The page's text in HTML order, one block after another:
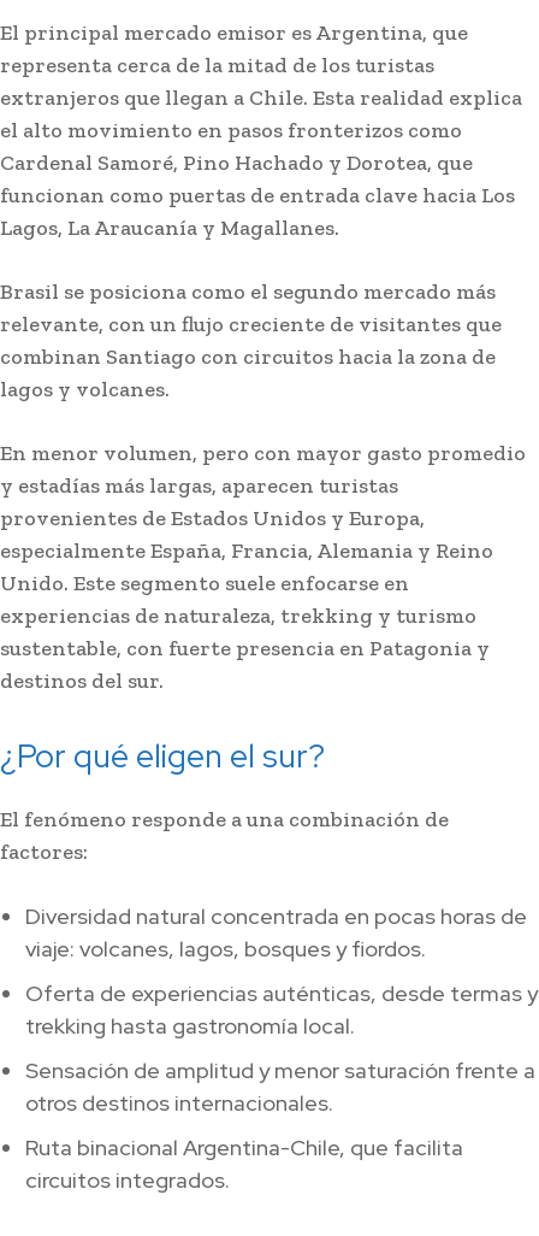
El principal mercado emisor es Argentina, que
representa cerca de la mitad de los turistas
extranjeros que llegan a Chile. Esta realidad explica
el alto movimiento en pasos fronterizos como
Cardenal Samoré, Pino Hachado y Dorotea, que
funcionan como puertas de entrada clave hacia Los
Lagos, La Araucanía y Magallanes.
Brasil se posiciona como el segundo mercado más
relevante, con un flujo creciente de visitantes que
combinan Santiago con circuitos hacia la zona de
lagos y volcanes.
En menor volumen, pero con mayor gasto promedio
y estadías más largas, aparecen turistas
provenientes de Estados Unidos y Europa,
especialmente España, Francia, Alemania y Reino
Unido. Este segmento suele enfocarse en
experiencias de naturaleza, trekking y turismo
sustentable, con fuerte presencia en Patagonia y
destinos del sur.
¿Por qué eligen el sur?
El fenómeno responde a una combinación de
factores:
Diversidad natural concentrada en pocas horas de
viaje: volcanes, lagos, bosques y fiordos.
Oferta de experiencias auténticas, desde termas y
trekking hasta gastronomía local.
Sensación de amplitud y menor saturación frente a
otros destinos internacionales.
Ruta binacional Argentina-Chile, que facilita
circuitos integrados.